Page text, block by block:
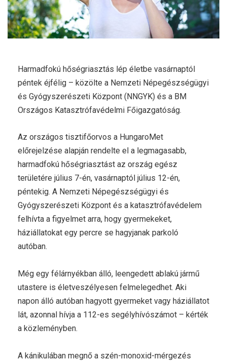
Harmadfokú hőségriasztás lép életbe vasárnaptól
péntek éjfélig – közölte a Nemzeti Népegészségügyi
és Gyógyszerészeti Központ (NNGYK) és a BM
Országos Katasztrófavédelmi Főigazgatóság.
Az országos tisztifőorvos a HungaroMet
előrejelzése alapján rendelte el a legmagasabb,
harmadfokú hőségriasztást az ország egész
területére július 7-én, vasárnaptól július 12-én,
péntekig. A Nemzeti Népegészségügyi és
Gyógyszerészeti Központ és a katasztrófavédelem
felhívta a figyelmet arra, hogy gyermekeket,
háziállatokat egy percre se hagyjanak parkoló
autóban.
Még egy félárnyékban álló, leengedett ablakú jármű
utastere is életveszélyesen felmelegedhet. Aki
napon álló autóban hagyott gyermeket vagy háziállatot
lát, azonnal hívja a 112-es segélyhívószámot – kérték
a közleményben.
A kánikulában megnő a szén-monoxid-mérgezés